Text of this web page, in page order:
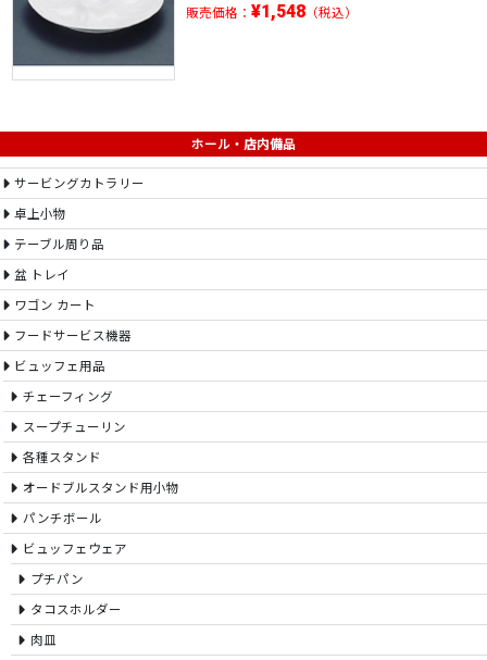
販売価格： ¥1,548（税込）
ホール・店内備品
サービングカトラリー
卓上小物
テーブル周り品
盆 トレイ
ワゴン カート
フードサービス機器
ビュッフェ用品
チェーフィング
スープチューリン
各種スタンド
オードブルスタンド用小物
パンチボール
ビュッフェウェア
プチパン
タコスホルダー
肉皿